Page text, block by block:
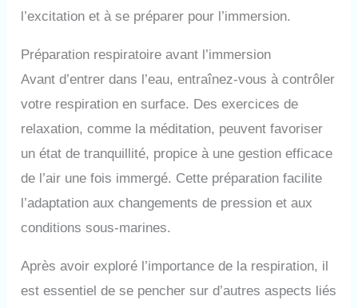
l’excitation et à se préparer pour l’immersion.
Préparation respiratoire avant l’immersion
Avant d’entrer dans l’eau, entraînez-vous à contrôler
votre respiration en surface. Des exercices de
relaxation, comme la méditation, peuvent favoriser
un état de tranquillité, propice à une gestion efficace
de l’air une fois immergé. Cette préparation facilite
l’adaptation aux changements de pression et aux
conditions sous-marines.
Après avoir exploré l’importance de la respiration, il
est essentiel de se pencher sur d’autres aspects liés